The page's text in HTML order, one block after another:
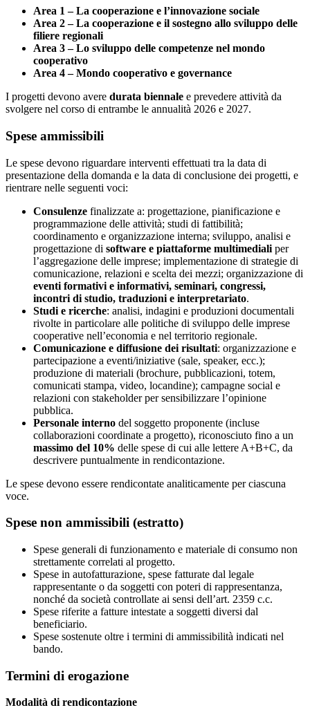
Area 1 – La cooperazione e l’innovazione sociale
Area 2 – La cooperazione e il sostegno allo sviluppo delle
filiere regionali
Area 3 – Lo sviluppo delle competenze nel mondo
cooperativo
Area 4 – Mondo cooperativo e governance
I progetti devono avere durata biennale e prevedere attività da
svolgere nel corso di entrambe le annualità 2026 e 2027.
Spese ammissibili
Le spese devono riguardare interventi effettuati tra la data di
presentazione della domanda e la data di conclusione dei progetti, e
rientrare nelle seguenti voci:
Consulenze finalizzate a: progettazione, pianificazione e
programmazione delle attività; studi di fattibilità;
coordinamento e organizzazione interna; sviluppo, analisi e
progettazione di software e piattaforme multimediali per
l’aggregazione delle imprese; implementazione di strategie di
comunicazione, relazioni e scelta dei mezzi; organizzazione di
eventi formativi e informativi, seminari, congressi,
incontri di studio, traduzioni e interpretariato.
Studi e ricerche: analisi, indagini e produzioni documentali
rivolte in particolare alle politiche di sviluppo delle imprese
cooperative nell’economia e nel territorio regionale.
Comunicazione e diffusione dei risultati: organizzazione e
partecipazione a eventi/iniziative (sale, speaker, ecc.);
produzione di materiali (brochure, pubblicazioni, totem,
comunicati stampa, video, locandine); campagne social e
relazioni con stakeholder per sensibilizzare l’opinione
pubblica.
Personale interno del soggetto proponente (incluse
collaborazioni coordinate a progetto), riconosciuto fino a un
massimo del 10% delle spese di cui alle lettere A+B+C, da
descrivere puntualmente in rendicontazione.
Le spese devono essere rendicontate analiticamente per ciascuna
voce.
Spese non ammissibili (estratto)
Spese generali di funzionamento e materiale di consumo non
strettamente correlati al progetto.
Spese in autofatturazione, spese fatturate dal legale
rappresentante o da soggetti con poteri di rappresentanza,
nonché da società controllate ai sensi dell’art. 2359 c.c.
Spese riferite a fatture intestate a soggetti diversi dal
beneficiario.
Spese sostenute oltre i termini di ammissibilità indicati nel
bando.
Termini di erogazione
Modalità di rendicontazione